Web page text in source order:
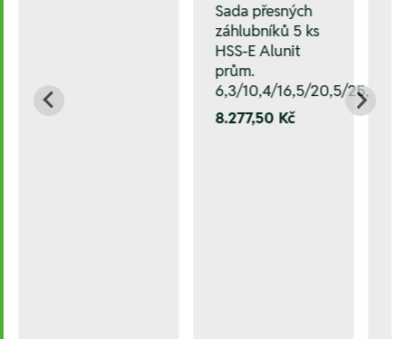
Sada přesných
záhlubníků 5 ks
HSS-E Alunit
prům.
6,3/10,4/16,5/20,5/25,0
8.277,50 Kč